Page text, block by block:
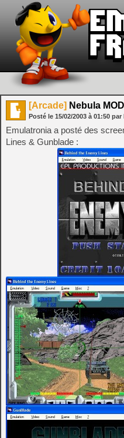
[Arcade] Nebula
Posté le 15/02/2003 à 01:50 par
Emulatronia a posté des
Lines & Gunblade :